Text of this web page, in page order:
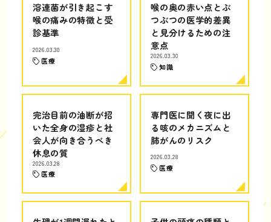
溶連菌が引き起こす
喉の痛みの特徴と受
診基準
2026.03.30
医療
喉の奥の赤い点とぶ
つぶつの医学的差異
と見分けるための注
意点
2026.03.30
知識
完治目前の油断が招
いた全身の湿疹と社
会人が向き合うべき
休息の質
2026.03.28
医療
専門医に聞く夜に出
る咳のメカニズムと
肺がんのリスク
2026.03.28
医療